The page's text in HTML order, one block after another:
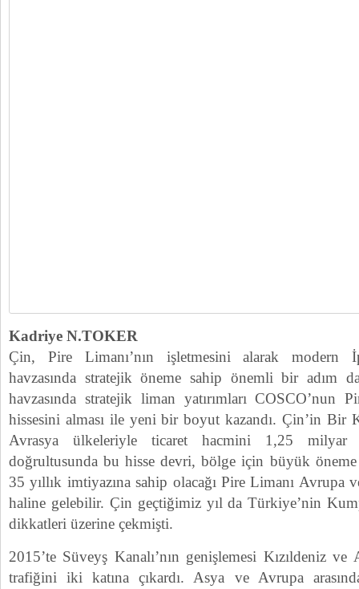
Kadriye N.TOKER
Çin, Pire Limanı’nın işletmesini alarak modern
havzasında stratejik öneme sahip önemli bir adım
havzasında stratejik liman yatırımları COSCO’nun
hissesini alması ile yeni bir boyut kazandı. Çin’in
Avrasya ülkeleriyle ticaret hacmini 1,25 milyar
doğrultusunda bu hisse devri, bölge için büyük
35 yıllık imtiyazına sahip olacağı Pire Limanı Avrupa
haline gelebilir. Çin geçtiğimiz yıl da Türkiye’nin
dikkatleri üzerine çekmişti.
2015’te Süveyş Kanalı’nın genişlemesi Kızıldeniz
trafiğini iki katına çıkardı. Asya ve Avrupa